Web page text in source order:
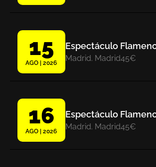
15
AGO | 2026
Espectáculo
Madrid. Madrid45€
16
AGO | 2026
Espectáculo
Madrid. Madrid45€